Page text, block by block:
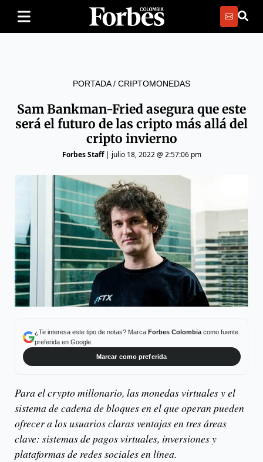
PORTADA/ CRIPTOMONEDAS
Sam Bankman-Fried asegura que este
será el futuro de las cripto más allá del
cripto invierno
Forbes Staff| julio 18, 2022 @ 2:57:06 pm
¿Te interesa este tipo de notas? Marca Forbes Colombiacomo fuente
preferida en Google.
Marcar como preferida
Para el crypto millonario, las monedas virtuales y el
sistema de cadena de bloques en el que operan pueden
ofrecer a los usuarios claras ventajas en tres áreas
clave: sistemas de pagos virtuales, inversiones y
plataformas de redes sociales en línea.